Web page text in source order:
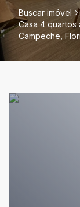
Buscar imóvel
Casa 4
Campeche,